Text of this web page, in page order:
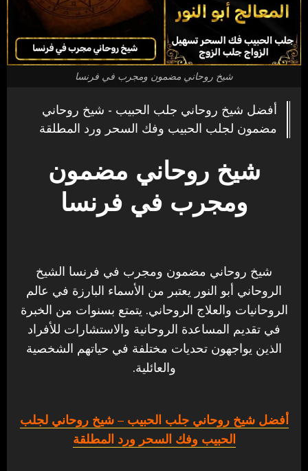
شيخ روحاني مضمون ومجرب في فرنسا
أفضل شيخ روحاني جلب الحبيب - شيخ روحاني
مضمون لجلب الحبيب وفك السحر ورد المطلقة
شيخ روحاني مضمون
ومجرب في فرنسا
شيخ روحاني مضمون ومجرب في فرنسا الشيخ
الروحاني أبو النور يعتبر من الأسماء البارزة في عالم
الروحانيات والعلاج الروحاني. يتمتع بسنوات من الخبرة
في تقديم المساعدة الروحانية والاستشارات للأفراد
الذين يواجهون تحديات مختلفة في حياتهم الشخصية
والعائلية.
أفضل شيخ روحاني جلب الحبيب – شيخ روحاني لجلب
الحبيب وفك السحر ورد المطلقة